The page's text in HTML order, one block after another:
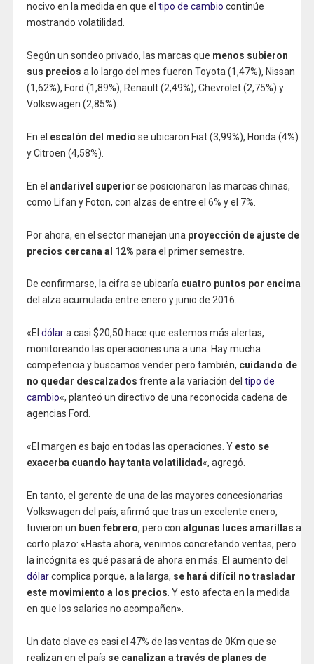
nocivo en la medida en que el tipo de cambio continúe
mostrando volatilidad.
Según un sondeo privado, las marcas que menos subieron
sus precios a lo largo del mes fueron Toyota (1,47%), Nissan
(1,62%), Ford (1,89%), Renault (2,49%), Chevrolet (2,75%) y
Volkswagen (2,85%).
En el escalón del medio se ubicaron Fiat (3,99%), Honda (4%)
y Citroen (4,58%).
En el andarivel superior se posicionaron las marcas chinas,
como Lifan y Foton, con alzas de entre el 6% y el 7%.
Por ahora, en el sector manejan una proyección de ajuste de
precios cercana al 12% para el primer semestre.
De confirmarse, la cifra se ubicaría cuatro puntos por encima
del alza acumulada entre enero y junio de 2016.
«El dólara casi $20,50 hace que estemos más alertas,
monitoreando las operaciones una a una. Hay mucha
competencia y buscamos vender pero también, cuidando de
no quedar descalzados frente a la variación del tipo de
cambio«, planteó un directivo de una reconocida cadena de
agencias Ford.
«El margen es bajo en todas las operaciones. Yesto se
exacerba cuando hay tanta volatilidad«, agregó.
En tanto, el gerente de una de las mayores concesionarias
Volkswagen del país, afirmó que tras un excelente enero,
tuvieron un buen febrero, pero con algunas luces amarillas a
corto plazo: «Hasta ahora, venimos concretando ventas, pero
la incógnita es qué pasará de ahora en más. El aumento del
dólarcomplica porque, a la larga, se hará difícil no trasladar
este movimiento a los precios . Y esto afecta en la medida
en que los salarios no acompañen».
Un dato clave es casi el 47% de las ventas de 0Km que se
realizan en el país se canalizan a través de planes de